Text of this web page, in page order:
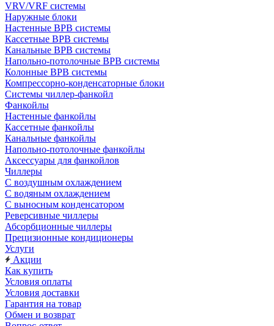
VRV/VRF системы
Наружные блоки
Настенные ВРВ системы
Кассетные ВРВ системы
Канальные ВРВ системы
Напольно-потолочные ВРВ системы
Колонные ВРВ системы
Компрессорно-конденсаторные блоки
Системы чиллер-фанкойл
Фанкойлы
Настенные фанкойлы
Кассетные фанкойлы
Канальные фанкойлы
Напольно-потолочные фанкойлы
Аксессуары для фанкойлов
Чиллеры
С воздушным охлаждением
С водяным охлаждением
С выносным конденсатором
Реверсивные чиллеры
Абсорбционные чиллеры
Прецизионные кондиционеры
Услуги
Акции
Как купить
Условия оплаты
Условия доставки
Гарантия на товар
Обмен и возврат